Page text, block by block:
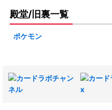
・SM5S ウルトラサン
・SM1M コレクションムーン
・SM1S コレクションサン
・SME スターターセット伝説
・SMD サトシVSロケット団
・SMA スターターセット
殿堂/旧裏一覧
ポケモン